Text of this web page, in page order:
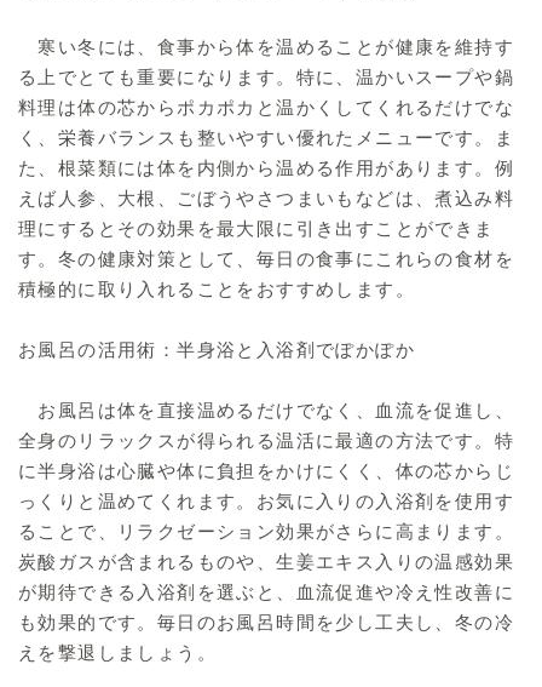
寒い冬には、食事から体を温めることが健康を維持す
る上でとても重要になります。特に、温かいスープや鍋
料理は体の芯からポカポカと温かくしてくれるだけでな
く、栄養バランスも整いやすい優れたメニューです。ま
た、根菜類には体を内側から温める作用があります。例
えば人参、大根、ごぼうやさつまいもなどは、煮込み料
理にするとその効果を最大限に引き出すことができま
す。冬の健康対策として、毎日の食事にこれらの食材を
積極的に取り入れることをおすすめします。
お風呂の活用術：半身浴と入浴剤でぽかぽか
お風呂は体を直接温めるだけでなく、血流を促進し、
全身のリラックスが得られる温活に最適の方法です。特
に半身浴は心臓や体に負担をかけにくく、体の芯からじ
っくりと温めてくれます。お気に入りの入浴剤を使用す
ることで、リラクゼーション効果がさらに高まります。
炭酸ガスが含まれるものや、生姜エキス入りの温感効果
が期待できる入浴剤を選ぶと、血流促進や冷え性改善に
も効果的です。毎日のお風呂時間を少し工夫し、冬の冷
えを撃退しましょう。